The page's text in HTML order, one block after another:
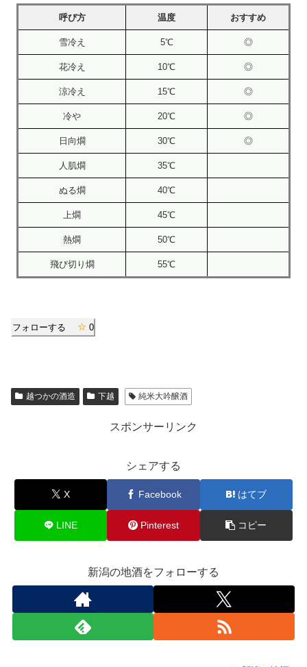
呼び方 温度 おすすめ
雪冷え 5℃ ◎
花冷え 10℃ ◎
涼冷え 15℃ ◎
冷や 20℃ ◎
日向燗 30℃ ◎
人肌燗 35℃
ぬる燗 40℃
上燗 45℃
熱燗 50℃
飛び切り燗 55℃
フォローする 0
越つかの酒造 下越 純米大吟醸酒
スポンサーリンク
シェアする
X Facebook はてブ
LINE Pinterest コピー
新潟の地酒をフォローする